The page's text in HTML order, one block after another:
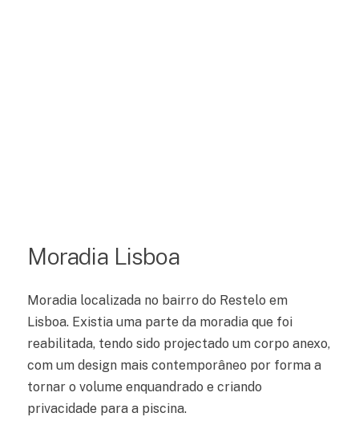
Moradia Lisboa
Moradia localizada no bairro do Restelo em
Lisboa. Existia uma parte da moradia que foi
reabilitada, tendo sido projectado um corpo anexo,
com um design mais contemporâneo por forma a
tornar o volume enquandrado e criando
privacidade para a piscina.